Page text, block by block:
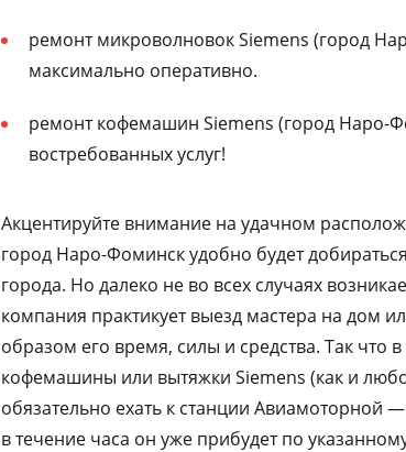
ремонт микроволновок Siemens (город
максимально оперативно.
ремонт кофемашин Siemens (город Наро-
востребованных услуг!
Акцентируйте внимание на удачном
город Наро-Фоминск удобно будет
города. Но далеко не во всех случаях
компания практикует выезд мастера на дом
образом его время, силы и средства. Так что
кофемашины или вытяжки Siemens (как и
обязательно ехать к станции
в течение часа он уже прибудет по